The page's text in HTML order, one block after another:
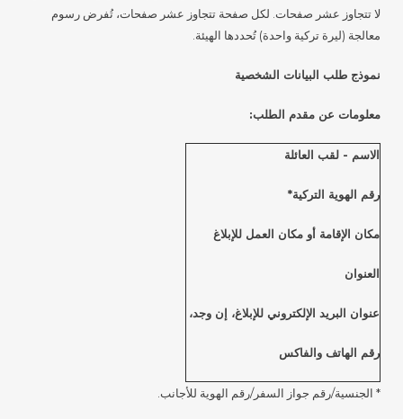
لا تتجاوز عشر صفحات. لكل صفحة تتجاوز عشر صفحات، تُفرض رسوم
معالجة (ليرة تركية واحدة) تُحددها الهيئة.
نموذج طلب البيانات الشخصية
معلومات عن مقدم الطلب:
الاسم - لقب العائلة
رقم الهوية التركية*
مكان الإقامة أو مكان العمل للإبلاغ
العنوان
عنوان البريد الإلكتروني للإبلاغ، إن وجد،
رقم الهاتف والفاكس
* الجنسية/رقم جواز السفر/رقم الهوية للأجانب.